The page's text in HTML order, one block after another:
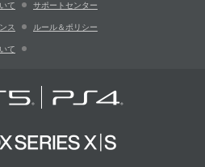
て サポートセンター
ス ルール＆ポリシー
て